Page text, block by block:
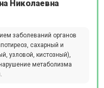
Николаевна
заболеваний органов
сахарный и
узловой, кистозный),
метаболизма